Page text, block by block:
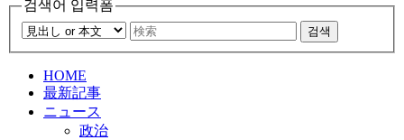
검색어 입력폼
검색
HOME
最新記事
ニュース
政治